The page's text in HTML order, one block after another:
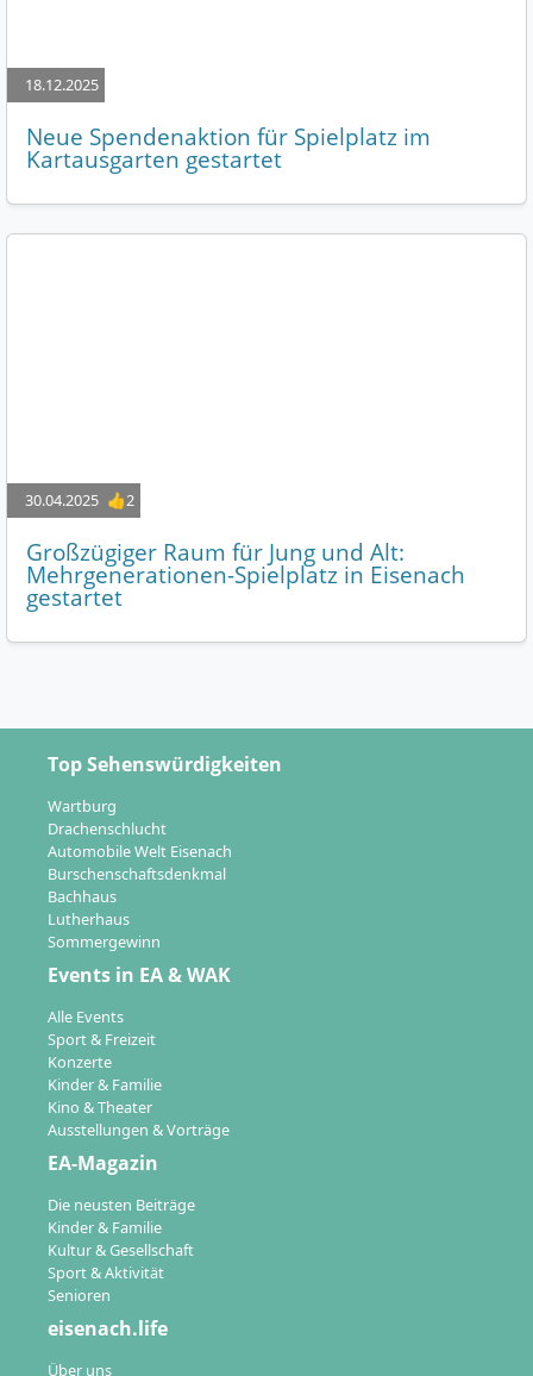
18.12.2025
Neue Spendenaktion für Spielplatz im
Kartausgarten gestartet
30.04.2025 👍2
Großzügiger Raum für Jung und Alt:
Mehrgenerationen-Spielplatz in Eisenach
gestartet
Top Sehenswürdigkeiten
Wartburg
Drachenschlucht
Automobile Welt Eisenach
Burschenschaftsdenkmal
Bachhaus
Lutherhaus
Sommergewinn
Events in EA & WAK
Alle Events
Sport & Freizeit
Konzerte
Kinder & Familie
Kino & Theater
Ausstellungen & Vorträge
EA-Magazin
Die neusten Beiträge
Kinder & Familie
Kultur & Gesellschaft
Sport & Aktivität
Senioren
eisenach.life
Über uns